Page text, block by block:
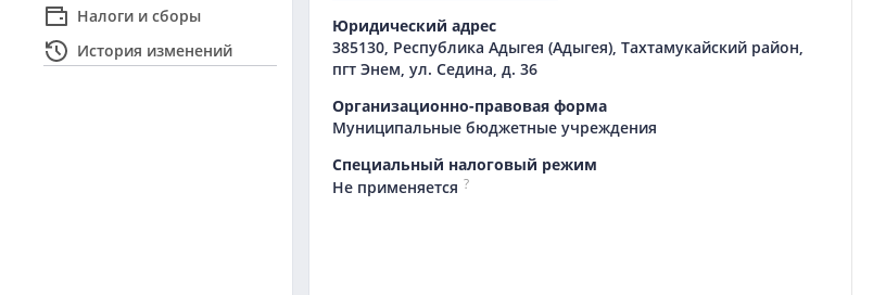
Налоги и сборы
История изменений
Юридический адрес
385130, Республика Адыгея (Адыгея), Тахтамукайский район,
пгт Энем, ул. Седина, д. 36
Организационно-правовая форма
Муниципальные бюджетные учреждения
Специальный налоговый режим
Не применяется ?